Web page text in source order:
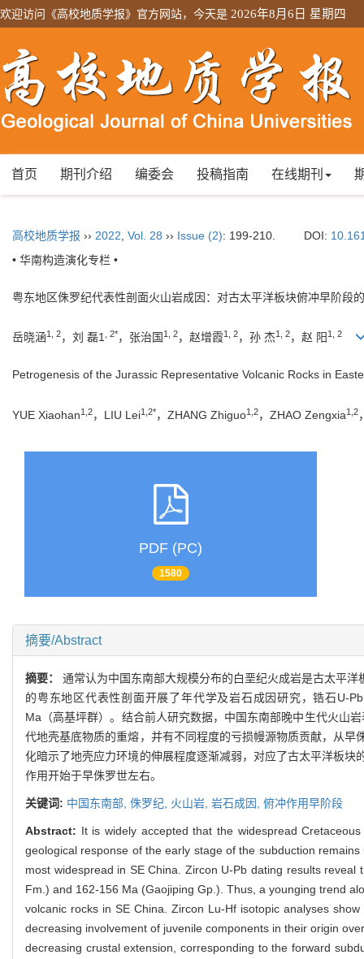
欢迎访问《高校地质学报》官方网站，今天是 2026年8月6日 星期四
首页 期刊介绍 编委会 投稿指南 在线期刊
高校地质学报 ›› 2022 Vol. 28 ›› Issue (2): 199-210. DOI:
• 华南构造演化专栏 •
粤东地区侏罗纪代表性剖面火山岩成因：对古太平洋板块俯冲早阶段
岳晓涵1, 2，刘 磊1 , 2*，张治国 1, 2，赵增霞1, 2，孙 杰1, 2，赵 阳 1, 2
Petrogenesis of the Jurassic Representative Volcanic Rocks in
YUE Xiaohan1,2，LIU Lei1,2*，ZHANG Zhiguo1,2，ZHAO Zengxia1,2
PDF (PC)
1580
摘要/Abstract
摘要： 通常认为中国东南部大规模分布的白垩纪火成岩是古太平
的粤东地区代表性剖面开展了年代学及岩石成因研究，锆石U-
Ma（高基坪群）。结合前人研究数据，中国东南部晚中生代火
代地壳基底物质的重熔，并有不同程度的亏损幔源物质贡献，从
化暗示了地壳应力环境的伸展程度逐渐减弱，对应了古太平洋板
作用开始于早侏罗世左右。
关键词: 中国东南部, 侏罗纪, 火山岩, 岩石成因, 俯冲作用早阶段
Abstract: It is widely accepted that the widespread
geological response of the early stage of the subduction
most widespread in SE China. Zircon U-Pb dating results
Fm.) and 162-156 Ma (Gaojiping Gp.). Thus, a younging trend
volcanic rocks in SE China. Zircon Lu-Hf isotopic analyses
decreasing involvement of juvenile components in their origin
decreasing crustal extension, corresponding to the forward